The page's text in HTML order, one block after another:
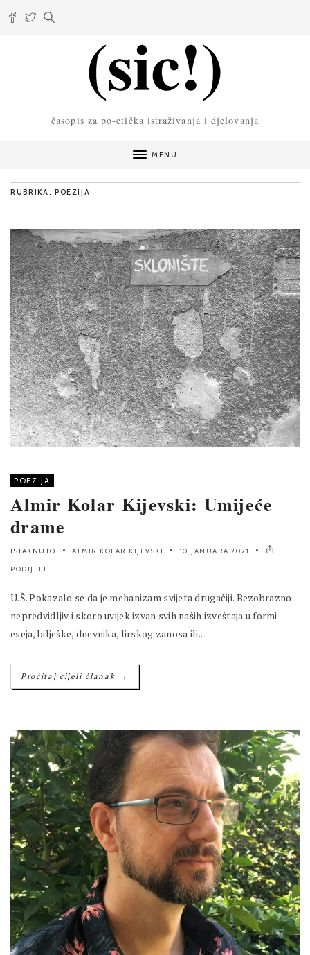
časopis za po-etička istraživanja i djelovanja
MENU
RUBRIKA: POEZIJA
POEZIJA
Almir Kolar Kijevski: Umijeće
drame
ISTAKNUTO ALMIR KOLAR KIJEVSKI
10 JANUARA 2021
PODIJELI
U.Š. Pokazalo se da je mehanizam svijeta drugačiji. Bezobrazno
nepredvidljiv i skoro uvijek izvan svih naših izveštaja u formi
eseja, bilješke, dnevnika, lirskog zanosa ili..
Pročitaj cijeli članak →